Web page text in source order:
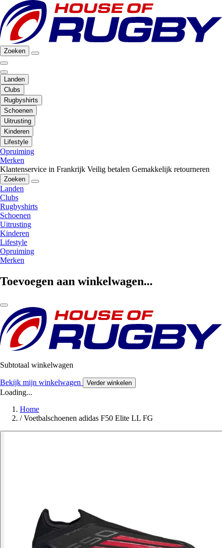
Zoeken
Landen
Clubs
Rugbyshirts
Schoenen
Uitrusting
Kinderen
Lifestyle
Opruiming
Merken
Klantenservice in Frankrijk Veilig betalen Gemakkelijk retourneren
Zoeken
Landen
Clubs
Rugbyshirts
Schoenen
Uitrusting
Kinderen
Lifestyle
Opruiming
Merken
Toevoegen aan winkelwagen...
Subtotaal winkelwagen
Bekijk mijn winkelwagen Verder winkelen
Loading...
Home
/ Voetbalschoenen adidas F50 Elite LL FG